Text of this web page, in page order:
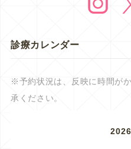
診療カレンダー
※予約状況は、反映に時間が
承ください。